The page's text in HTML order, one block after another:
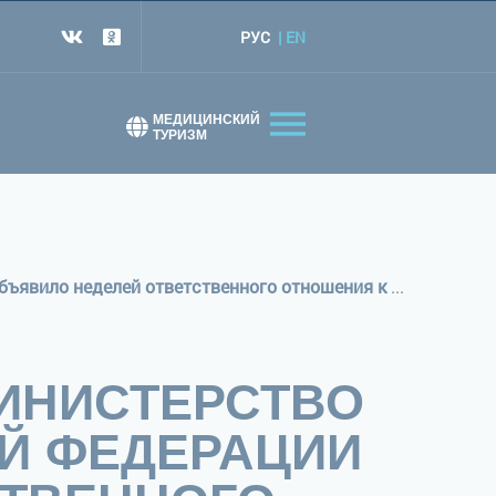
РУС EN
МЕДИЦИНСКИЙ
ТУРИЗМ
С 11 по 17 декабря 2023 года Министерство здравоохранения Российской Федерации объявило неделей ответственного отношения к здоровью
ФЕДЕРАЦИИ